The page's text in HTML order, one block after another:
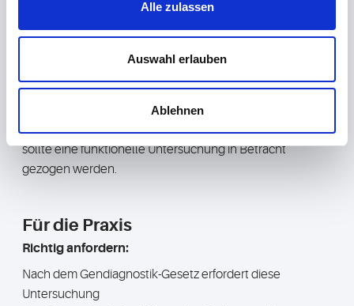
Alle zulassen
Auswahl erlauben
Ablehnen
Nachweis der entsprechenden Laktase-Genvariante
Verfügung: H2-Atemtest und schließlich die Darmbiopsie.
Auch wenn die genetische Diagnostik unauffällig war,
aber weiterhin der Verdacht Laktoseintoleranz besteht,
sollte eine funktionelle Untersuchung in Betracht
gezogen werden.
Für die Praxis
Richtig anfordern:
Nach dem Gendiagnostik-Gesetz erfordert diese
Untersuchung